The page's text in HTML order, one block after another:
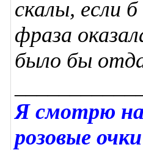
скалы, если
фраза
было бы
Я смотрю на
розовые